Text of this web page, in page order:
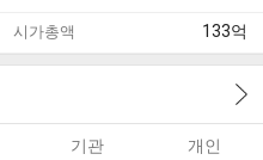
시가총액 133억
기관 개인